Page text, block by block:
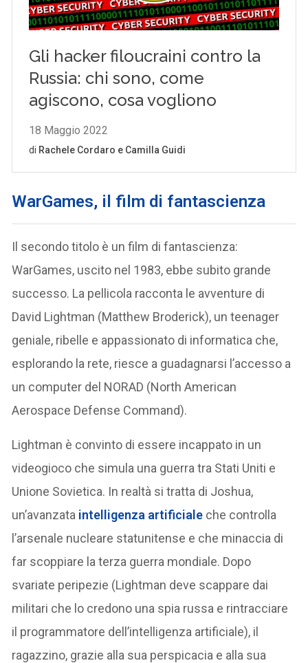
WarGames, il film di fantascienza
Il secondo titolo è un film di fantascienza:
WarGames, uscito nel 1983, ebbe subito grande
successo. La pellicola racconta le avventure di
David Lightman (Matthew Broderick), un teenager
geniale, ribelle e appassionato di informatica che,
esplorando la rete, riesce a guadagnarsi l’accesso a
un computer del NORAD (North American
Aerospace Defense Command​).
Lightman è convinto di essere incappato in un
videogioco che simula una guerra tra Stati Uniti e
Unione Sovietica. In realtà si tratta di Joshua,
un’avanzata intelligenza artificiale che controlla
l’arsenale nucleare statunitense e che minaccia di
far scoppiare la terza guerra mondiale. Dopo
svariate peripezie (Lightman deve scappare dai
militari che lo credono una spia russa e rintracciare
il programmatore dell’intelligenza artificiale), il
ragazzino, grazie alla sua perspicacia e alla sua